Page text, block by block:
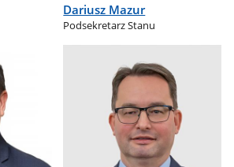
Dariusz Mazur
Podsekretarz Stanu